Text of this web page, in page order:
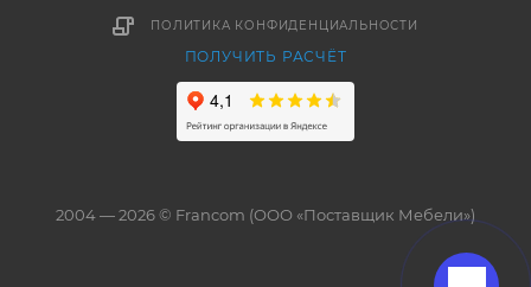
ПОЛИТИКА КОНФИДЕНЦИАЛЬНОСТИ
ПОЛУЧИТЬ РАСЧЁТ
2004 — 2026 © Francom (ООО «Поставщик Мебели»)